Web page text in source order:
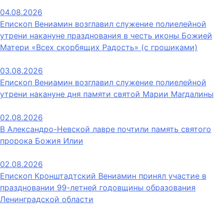
04.08.2026
Епископ Вениамин возглавил служение полиелейной
утрени накануне празднования в честь иконы Божией
Матери «Всех скорбящих Радость» (с грошиками)
03.08.2026
Епископ Вениамин возглавил служение полиелейной
утрени накануне дня памяти святой Марии Магдалины
02.08.2026
В Александро-Невской лавре почтили память святого
пророка Божия Илии
02.08.2026
Епископ Кронштадтский Вениамин принял участие в
праздновании 99-летней годовщины образования
Ленинградской области